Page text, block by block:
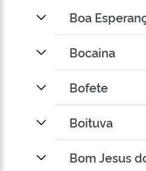
Boa
Bocaina
Bofete
Boituva
Bom Jesus